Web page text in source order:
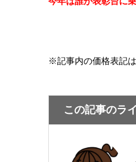
※記事内の価格表記
この記事のラ